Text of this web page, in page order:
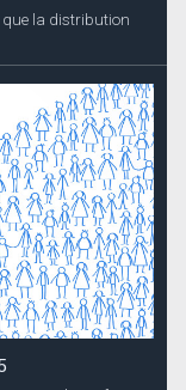
que la distribution